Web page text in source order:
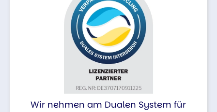
Wir nehmen am Dualen System für